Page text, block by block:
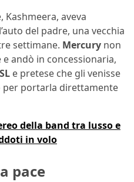
Kashmeera, aveva
del padre, una vecchia
settimane. Mercury non
andò in concessionaria,
e pretese che gli venisse
per portarla direttamente
della band tra lusso e
in volo
pace